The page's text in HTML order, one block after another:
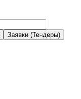
Заявки (Тендеры)